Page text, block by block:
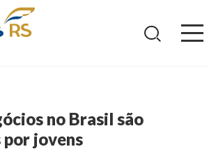
no Brasil são
jovens